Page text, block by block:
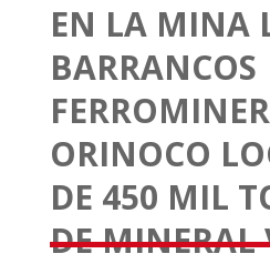
EN LA MINA
BARRANCOS
ORINOCO
DE 450 MIL
DE MINERAL